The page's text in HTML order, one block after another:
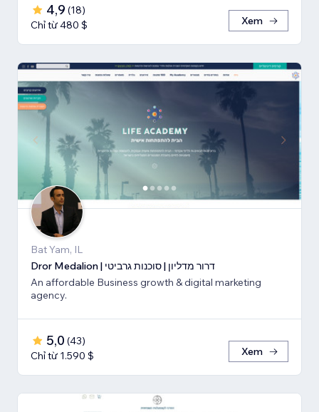
4,9 (18)
Chỉ từ 480 $
Xem
Bat Yam, IL
Dror Medalion | דרור מדליון | סוכנות גרביטי
An affordable Business growth & digital marketing
agency.
5,0 (43)
Chỉ từ 1.590 $
Xem